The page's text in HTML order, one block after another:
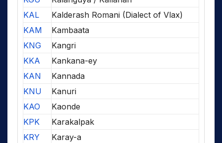
KAL
Kalderash Romani (Dialect of Vlax)
KAM
Kambaata
KNG
Kangri
KKA
Kankana-ey
KAN
Kannada
KNU
Kanuri
KAO
Kaonde
KPK
Karakalpak
KRY
Karay-a